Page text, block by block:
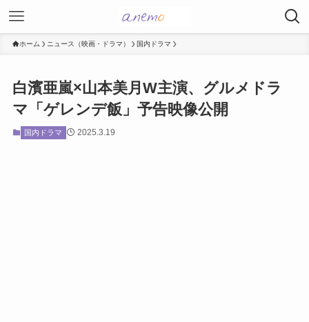
ホーム ニュース（映画・ドラマ） 国内ドラマ
白濱亜嵐×山本美月W主演、グルメドラ
マ「ゲレンデ飯」予告映像公開
国内ドラマ 2025.3.19